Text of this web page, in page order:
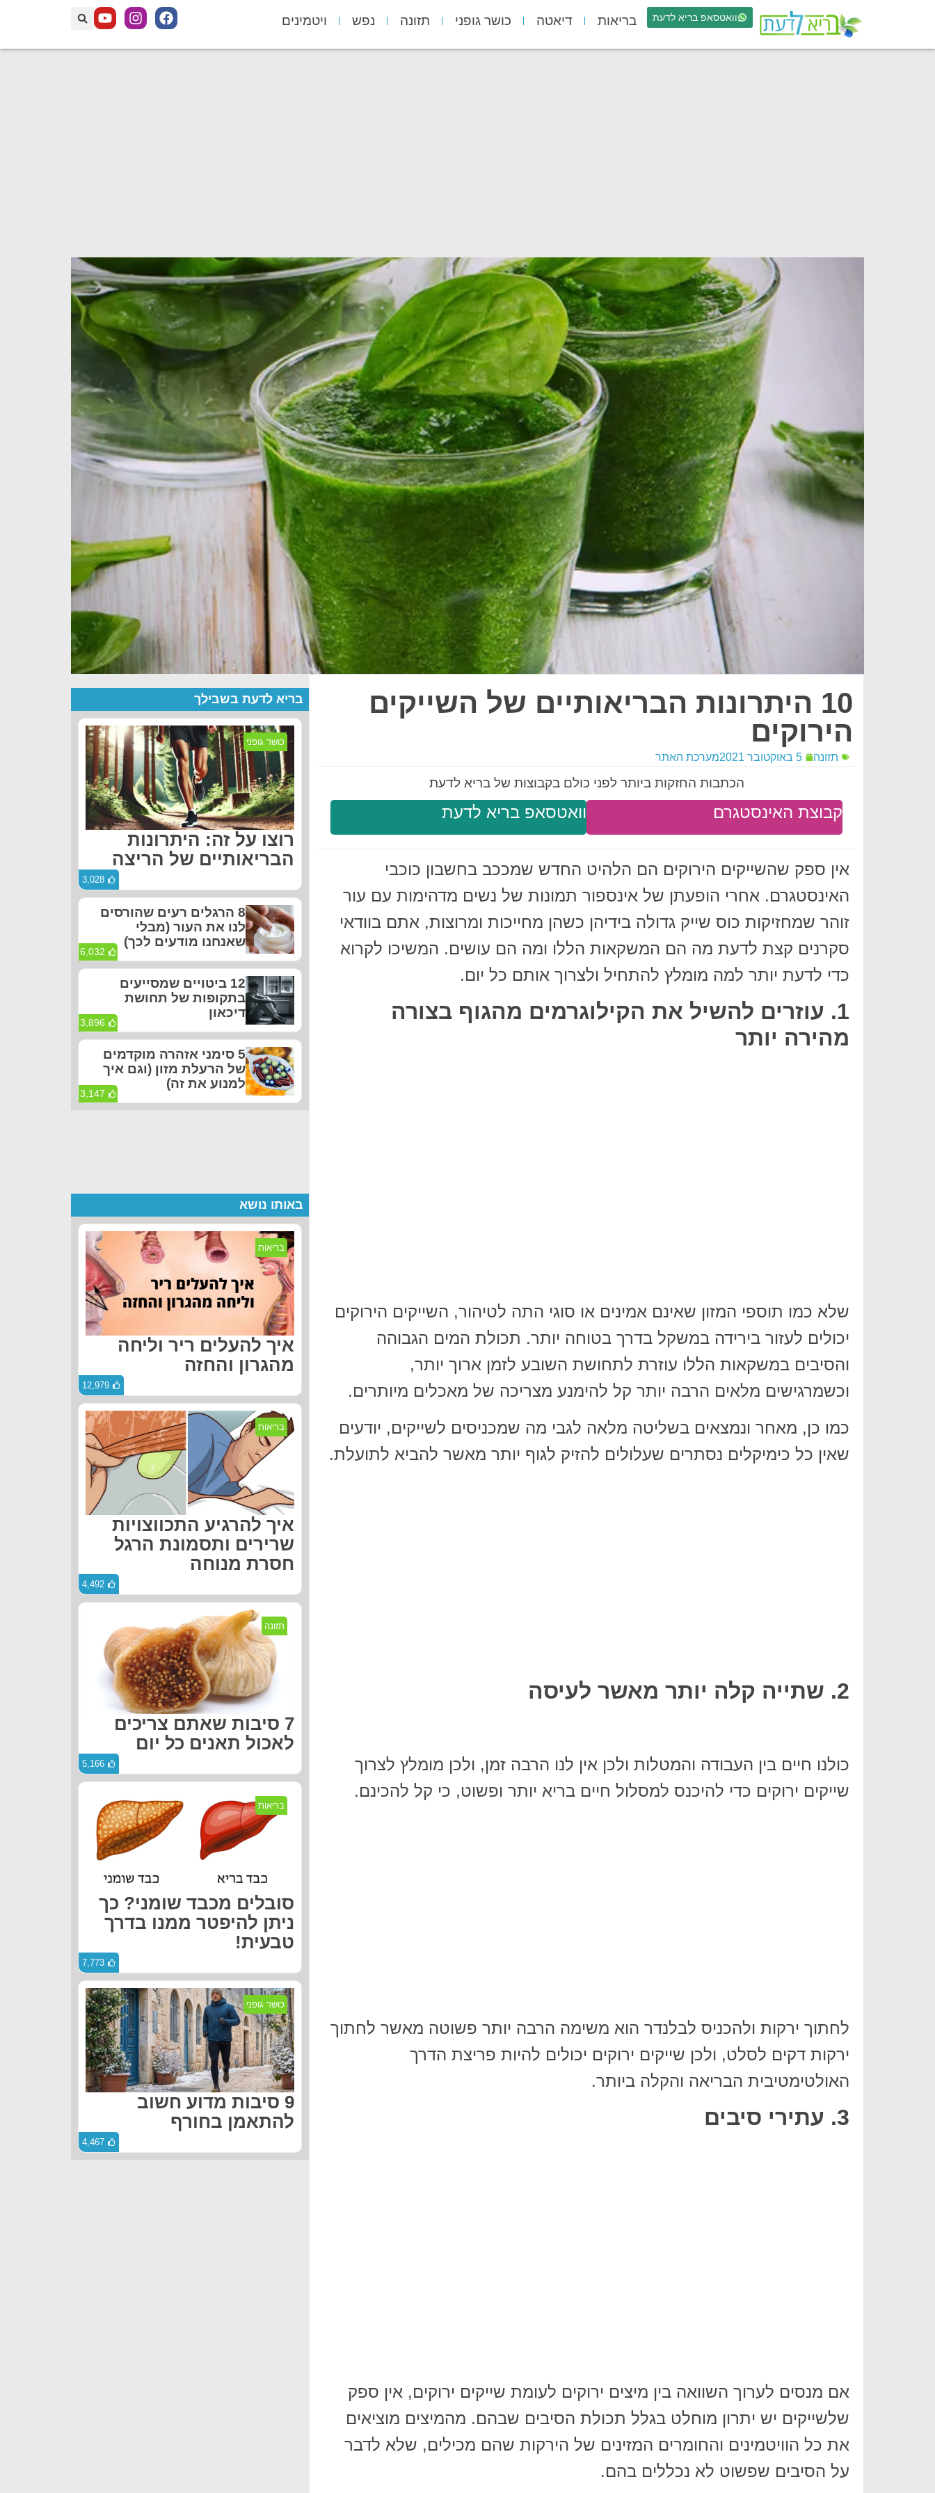
וואטסאפ בריא לדעת בריאות דיאטה כושר גופני תזונה נפש ויטמינים
10 היתרונות הבריאותיים של השייקים
הירוקים
תזונה 5 באוקטובר 2021 מערכת האתר
הכתבות החזקות ביותר לפני כולם בקבוצות של בריא לדעת
וואטסאפ בריא לדעת קבוצת האינסטגרם
אין ספק שהשייקים הירוקים הם הלהיט החדש שמככב בחשבון כוכבי
האינסטגרם. אחרי הופעתן של אינספור תמונות של נשים מדהימות עם עור
זוהר שמחזיקות כוס שייק גדולה בידיהן כשהן מחייכות ומרוצות, אתם בוודאי
סקרנים קצת לדעת מה הם המשקאות הללו ומה הם עושים. המשיכו לקרוא
כדי לדעת יותר למה מומלץ להתחיל ולצרוך אותם כל יום.
1. עוזרים להשיל את הקילוגרמים מהגוף בצורה
מהירה יותר
שלא כמו תוספי המזון שאינם אמינים או סוגי התה לטיהור, השייקים הירוקים
יכולים לעזור בירידה במשקל בדרך בטוחה יותר. תכולת המים הגבוהה
והסיבים במשקאות הללו עוזרת לתחושת השובע לזמן ארוך יותר,
וכשמרגישים מלאים הרבה יותר קל להימנע מצריכה של מאכלים מיותרים.
כמו כן, מאחר ונמצאים בשליטה מלאה לגבי מה שמכניסים לשייקים, יודעים
שאין כל כימיקלים נסתרים שעלולים להזיק לגוף יותר מאשר להביא לתועלת.
2. שתייה קלה יותר מאשר לעיסה
כולנו חיים בין העבודה והמטלות ולכן אין לנו הרבה זמן, ולכן מומלץ לצרוך
שייקים ירוקים כדי להיכנס למסלול חיים בריא יותר ופשוט, כי קל להכינם.
לחתוך ירקות ולהכניס לבלנדר הוא משימה הרבה יותר פשוטה מאשר לחתוך
ירקות דקים לסלט, ולכן שייקים ירוקים יכולים להיות פריצת הדרך
האולטימטיבית הבריאה והקלה ביותר.
3. עתירי סיבים
אם מנסים לערוך השוואה בין מיצים ירוקים לעומת שייקים ירוקים, אין ספק
שלשייקים יש יתרון מוחלט בגלל תכולת הסיבים שבהם. מהמיצים מוציאים
את כל הוויטמינים והחומרים המזינים של הירקות שהם מכילים, שלא לדבר
על הסיבים שפשוט לא נכללים בהם.
בריא לדעת בשבילך
כושר גופני
רוצו על זה: היתרונות
הבריאותיים של הריצה
3,028
8 הרגלים רעים שהורסים
לנו את העור (מבלי
שאנחנו מודעים לכך)
6,032
12 ביטויים שמסייעים
בתקופות של תחושת
דיכאון
3,896
5 סימני אזהרה מוקדמים
של הרעלת מזון (וגם איך
למנוע את זה)
3,147
באותו נושא
בריאות
איך להעלים ריר וליחה
מהגרון והחזה
12,979
בריאות
איך להרגיע התכווצויות
שרירים ותסמונת הרגל
חסרת מנוחה
4,492
תזונה
7 סיבות שאתם צריכים
לאכול תאנים כל יום
5,166
בריאות
סובלים מכבד שומני? כך
ניתן להיפטר ממנו בדרך
טבעית!
7,773
כושר גופני
9 סיבות מדוע חשוב
להתאמן בחורף
4,467